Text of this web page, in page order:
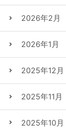
2026年2月
2026年1月
2025年12月
2025年11月
2025年10月